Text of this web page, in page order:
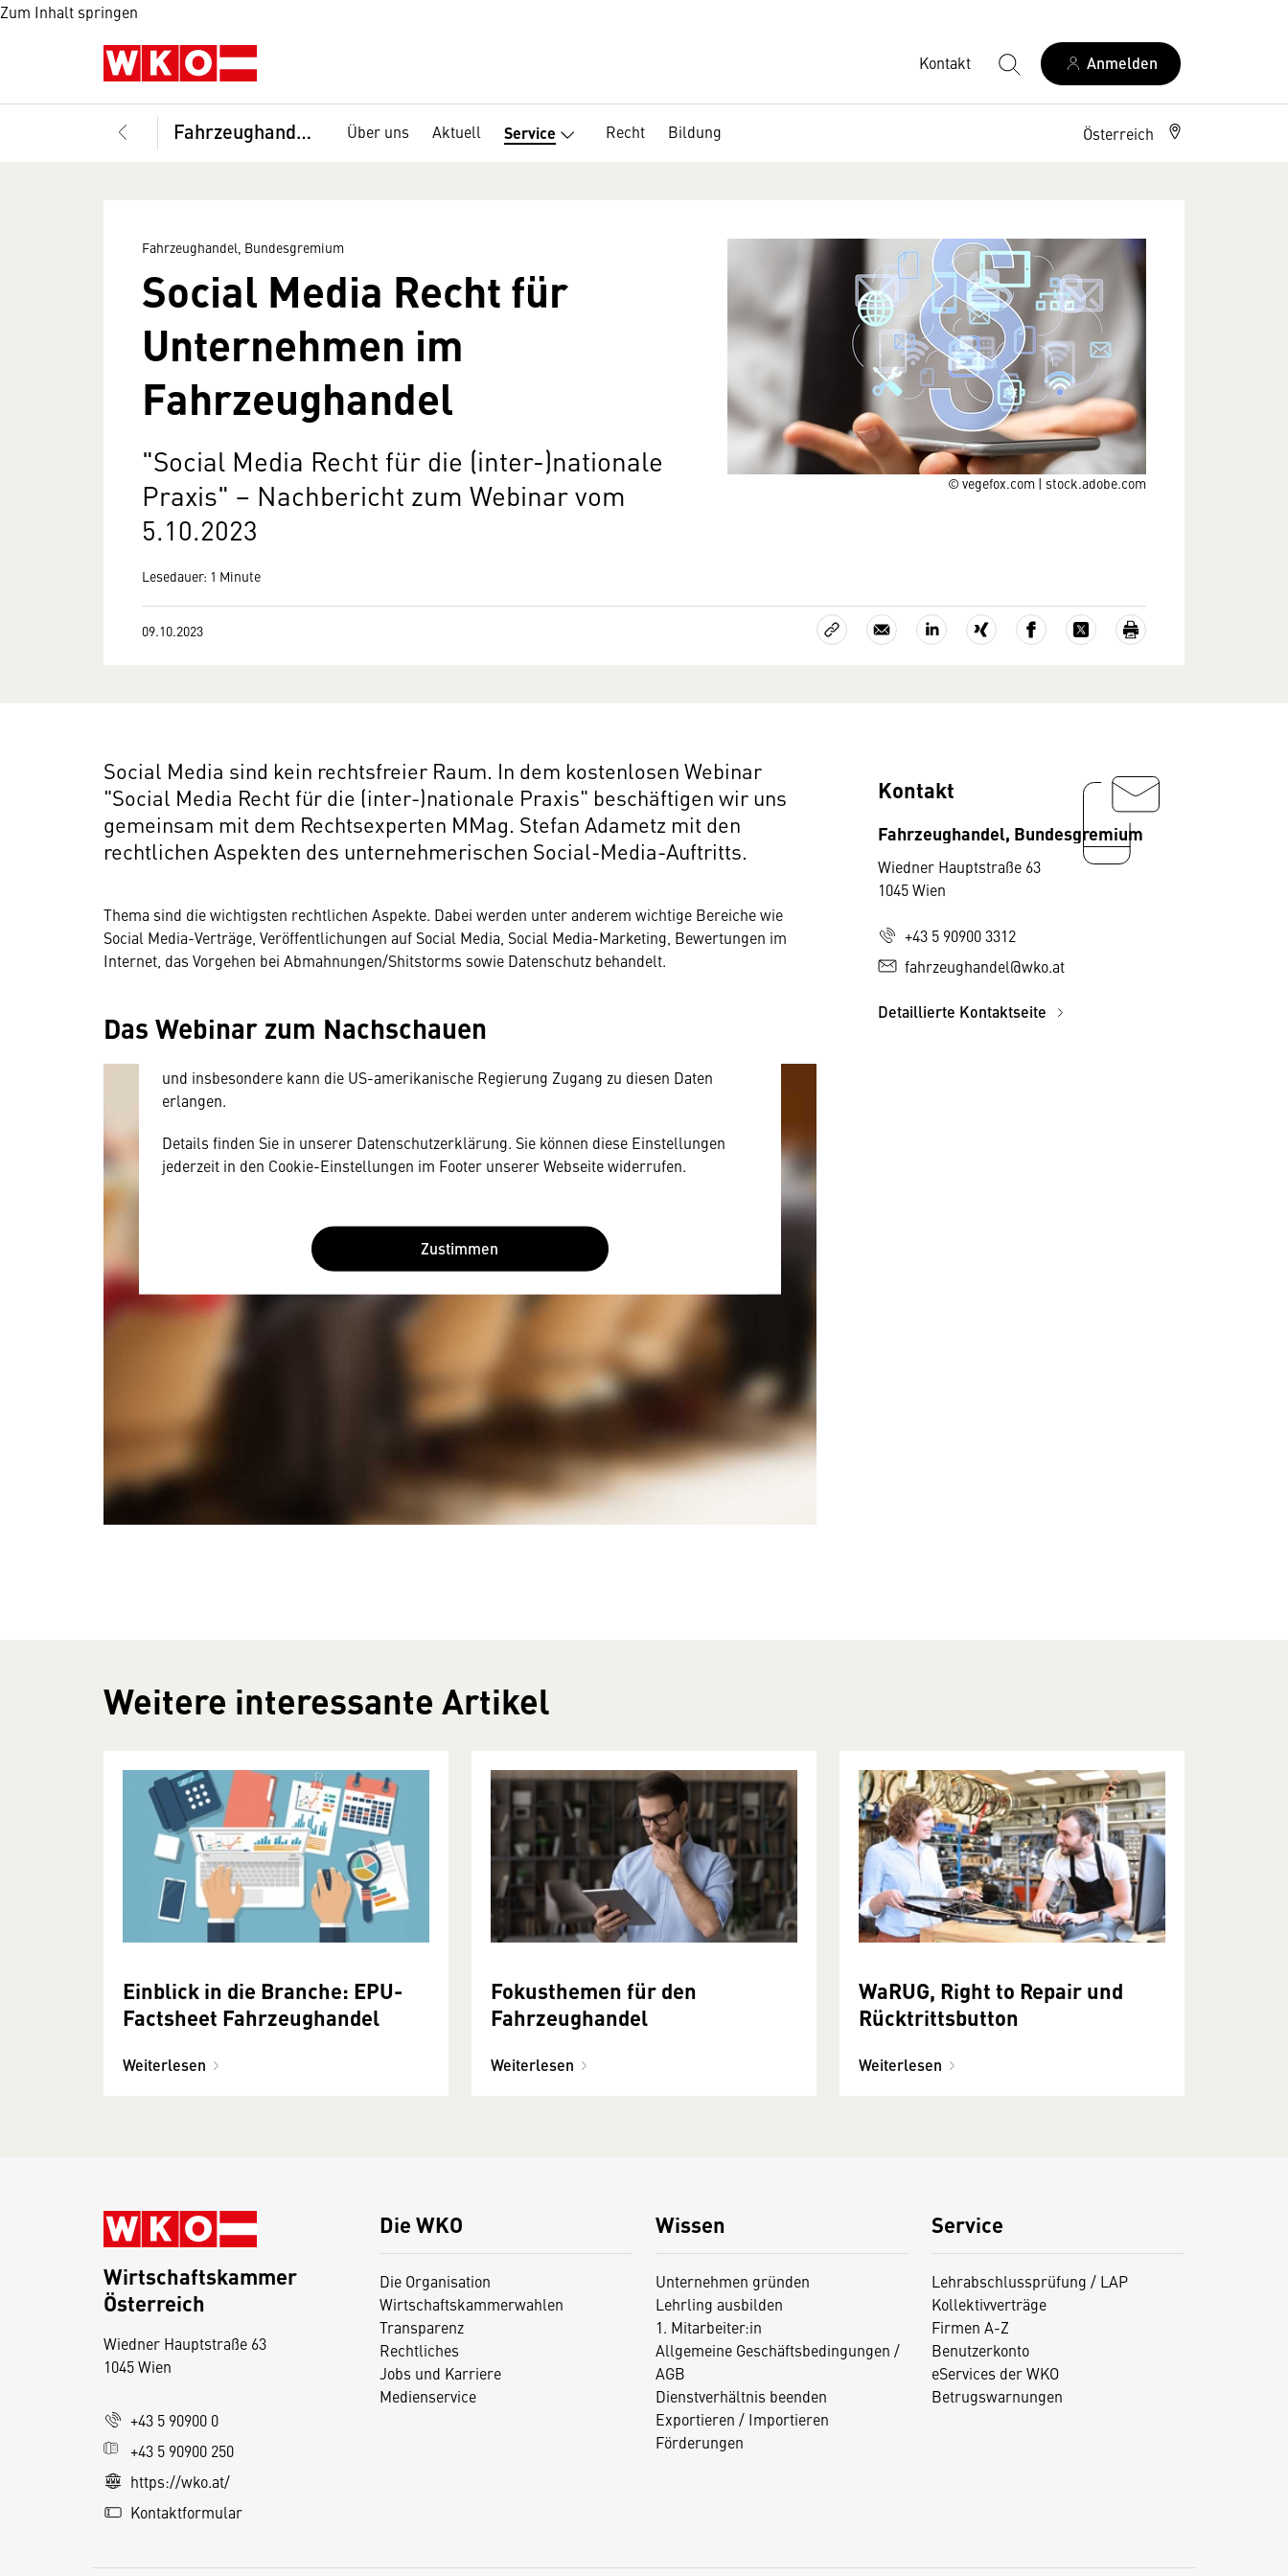
Zum Inhalt springen
Kontakt Anmelden
Fahrzeughandel, Bundesgremium Über uns Aktuell Service Recht Bildung Österreich
© vegefox.com | stock.adobe.com
Fahrzeughandel, Bundesgremium
Social Media Recht für
Unternehmen im
Fahrzeughandel
"Social Media Recht für die (inter-)nationale
Praxis" − Nachbericht zum Webinar vom
5.10.2023
Lesedauer: 1 Minute
09.10.2023
Social Media sind kein rechtsfreier Raum. In dem kostenlosen Webinar
"Social Media Recht für die (inter-)nationale Praxis" beschäftigen wir uns
gemeinsam mit dem Rechtsexperten MMag. Stefan Adametz mit den
rechtlichen Aspekten des unternehmerischen Social-Media-Auftritts.
Thema sind die wichtigsten rechtlichen Aspekte. Dabei werden unter anderem wichtige Bereiche wie
Social Media-Verträge, Veröffentlichungen auf Social Media, Social Media-Marketing, Bewertungen im
Internet, das Vorgehen bei Abmahnungen/Shitstorms sowie Datenschutz behandelt.
Das Webinar zum Nachschauen
Wir benötigen Ihre Zustimmung
Geräten und Nutzerverhalten mitunter mit US-amerikanischen Anbietern austauscht.
und insbesondere kann die US-amerikanische Regierung Zugang zu diesen Daten
erlangen.
Details finden Sie in unserer Datenschutzerklärung. Sie können diese Einstellungen
jederzeit in den Cookie-Einstellungen im Footer unserer Webseite widerrufen.
Zustimmen
Kontakt
Fahrzeughandel, Bundesgremium
Wiedner Hauptstraße 63
1045 Wien
+43 5 90900 3312
fahrzeughandel@wko.at
Detaillierte Kontaktseite
Weitere interessante Artikel
Einblick in die Branche: EPU-
Factsheet Fahrzeughandel
Weiterlesen
Fokusthemen für den
Fahrzeughandel
Weiterlesen
WaRUG, Right to Repair und
Rücktrittsbutton
Weiterlesen
Die WKO
Die Organisation
Wirtschaftskammerwahlen
Transparenz
Rechtliches
Jobs und Karriere
Medienservice
Wissen
Unternehmen gründen
Lehrling ausbilden
1. Mitarbeiter:in
Allgemeine Geschäftsbedingungen /
AGB
Dienstverhältnis beenden
Exportieren / Importieren
Förderungen
Service
Lehrabschlussprüfung / LAP
Kollektivverträge
Firmen A-Z
Benutzerkonto
eServices der WKO
Betrugswarnungen
Wirtschaftskammer
Österreich
Wiedner Hauptstraße 63
1045 Wien
+43 5 90900 0
+43 5 90900 250
https://wko.at/
Kontaktformular